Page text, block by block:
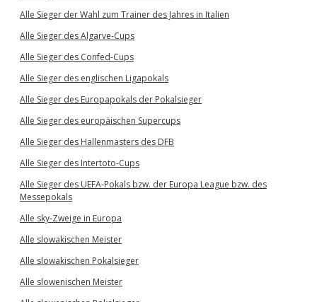
Alle Sieger der Wahl zum Trainer des Jahres in Italien
Alle Sieger des Algarve-Cups
Alle Sieger des Confed-Cups
Alle Sieger des englischen Ligapokals
Alle Sieger des Europapokals der Pokalsieger
Alle Sieger des europäischen Supercups
Alle Sieger des Hallenmasters des DFB
Alle Sieger des Intertoto-Cups
Alle Sieger des UEFA-Pokals bzw. der Europa League bzw. des
Messepokals
Alle sky-Zweige in Europa
Alle slowakischen Meister
Alle slowakischen Pokalsieger
Alle slowenischen Meister